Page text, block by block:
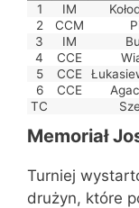
1
IM
2
CCM
3
IM
4
CCE
5
CCE
6
CCE
TC
Memoriał
Turniej
drużyn, które